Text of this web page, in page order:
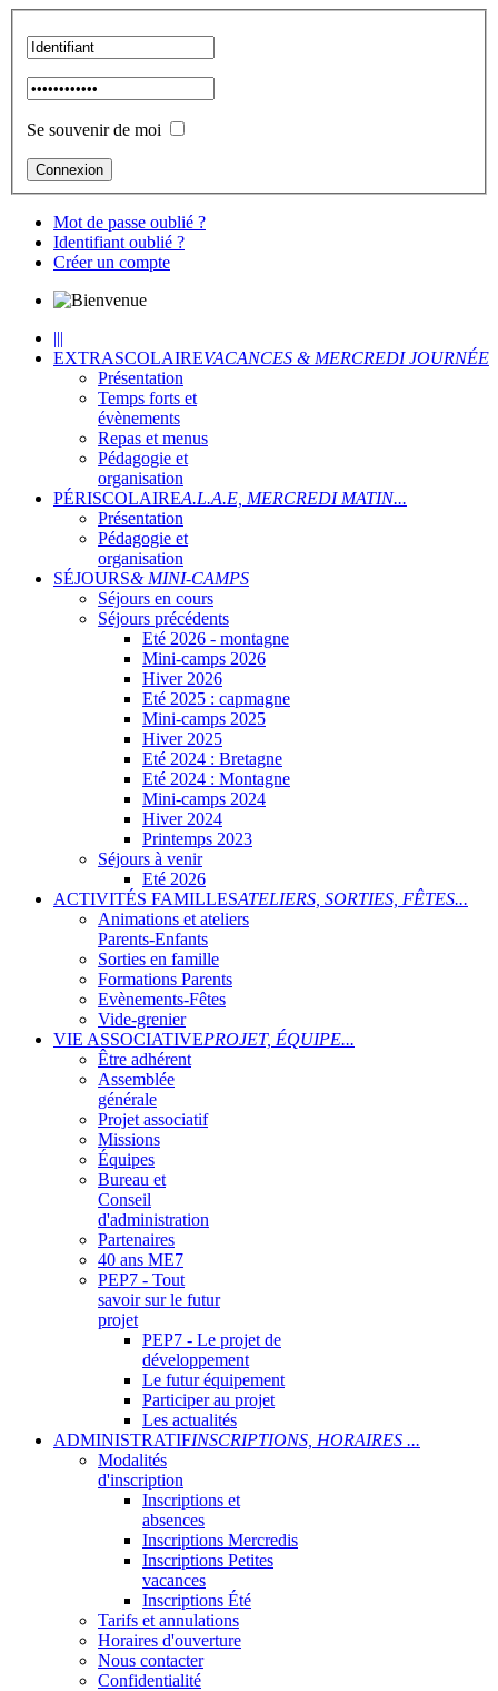
Se souvenir de moi
Mot de passe oublié ?
Identifiant oublié ?
Créer un compte
|||
EXTRASCOLAIREVACANCES & MERCREDI JOURNÉE
Présentation
Temps forts et
évènements
Repas et menus
Pédagogie et
organisation
PÉRISCOLAIREA.L.A.E, MERCREDI MATIN...
Présentation
Pédagogie et
organisation
SÉJOURS& MINI-CAMPS
Séjours en cours
Séjours précédents
Eté 2026 - montagne
Mini-camps 2026
Hiver 2026
Eté 2025 : capmagne
Mini-camps 2025
Hiver 2025
Eté 2024 : Bretagne
Eté 2024 : Montagne
Mini-camps 2024
Hiver 2024
Printemps 2023
Séjours à venir
Eté 2026
ACTIVITÉS FAMILLESATELIERS, SORTIES, FÊTES...
Animations et ateliers
Parents-Enfants
Sorties en famille
Formations Parents
Evènements-Fêtes
Vide-grenier
VIE ASSOCIATIVEPROJET, ÉQUIPE...
Être adhérent
Assemblée
générale
Projet associatif
Missions
Équipes
Bureau et
Conseil
d'administration
Partenaires
40 ans ME7
PEP7 - Tout
savoir sur le futur
projet
PEP7 - Le projet de
développement
Le futur équipement
Participer au projet
Les actualités
ADMINISTRATIFINSCRIPTIONS, HORAIRES ...
Modalités
d'inscription
Inscriptions et
absences
Inscriptions Mercredis
Inscriptions Petites
vacances
Inscriptions Été
Tarifs et annulations
Horaires d'ouverture
Nous contacter
Confidentialité